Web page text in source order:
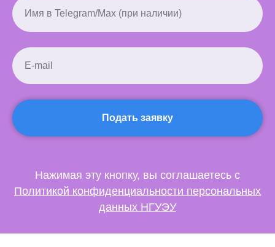
Подать заявку
Нажимая эту кнопку, вы соглашаетесь с
Политикой конфиденциальности персональных
данных НГУЭУ